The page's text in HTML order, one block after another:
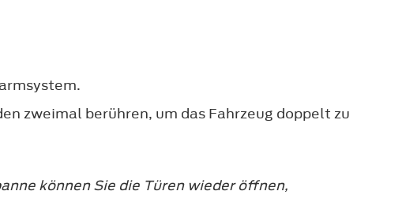
zweimal berühren, um das Fahrzeug doppelt zu
können Sie die Türen wieder öffnen,